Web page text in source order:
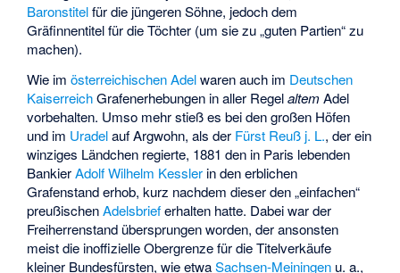
Baronstitelfür die jüngeren Söhne, jedoch dem
Gräfinnentitel für die Töchter (um sie zu „guten Partien“ zu
machen).
Wie imösterreichischen Adelwaren auch im Deutschen
KaiserreichGrafenerhebungen in aller Regelaltem Adel
vorbehalten. Umso mehr stieß es bei den großen Höfen
und im Uradelauf Argwohn, als der Fürst Reuß j. L., der ein
winziges Ländchen regierte, 1881 den in Paris lebenden
BankierAdolf Wilhelm Kessler in den erblichen
Grafenstand erhob, kurz nachdem dieser den „einfachen“
preußischenAdelsbrieferhalten hatte. Dabei war der
Freiherrenstand übersprungen worden, der ansonsten
meist die inoffizielle Obergrenze für die Titelverkäufe
kleiner Bundesfürsten, wie etwaSachsen-Meiningen u. a.,